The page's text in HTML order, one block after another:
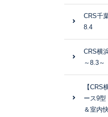
CRS千
8.4
CRS横
～8.3～
【
ース9
＆室内